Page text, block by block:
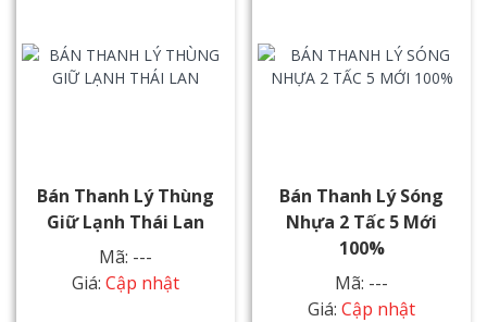
Bán Thanh Lý Thùng
Giữ Lạnh Thái Lan
Mã: ---
Giá: Cập nhật
Bán Thanh Lý Sóng
Nhựa 2 Tấc 5 Mới
100%
Mã: ---
Giá: Cập nhật